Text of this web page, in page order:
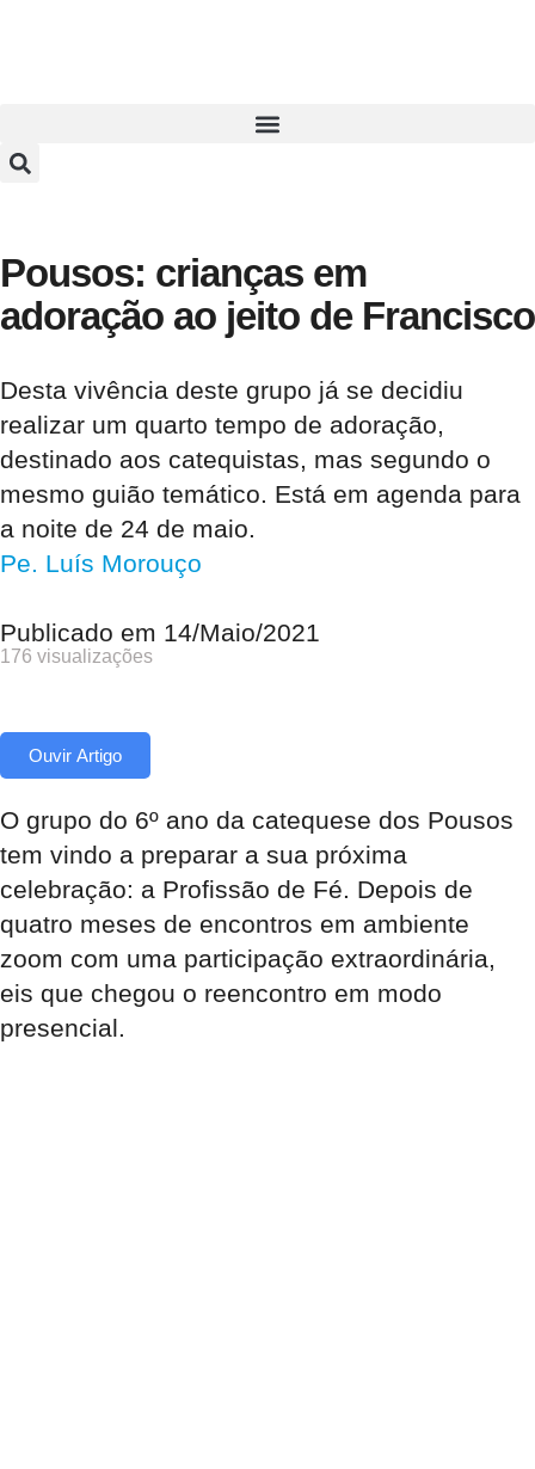
Pousos: crianças em
adoração ao jeito de Francisco
Desta vivência deste grupo já se decidiu
realizar um quarto tempo de adoração,
destinado aos catequistas, mas segundo o
mesmo guião temático. Está em agenda para
a noite de 24 de maio.
Pe. Luís Morouço
Publicado em 14/Maio/2021
176 visualizações
Ouvir Artigo
O grupo do 6º ano da catequese dos Pousos
tem vindo a preparar a sua próxima
celebração: a Profissão de Fé. Depois de
quatro meses de encontros em ambiente
zoom com uma participação extraordinária,
eis que chegou o reencontro em modo
presencial.